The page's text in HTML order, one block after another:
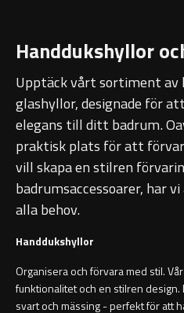
Högskåp
Förvaringsskåp
Handfat
Heltäckande handfat
Fristående handfat
Atlanta
Boston
Metro
Miami
Montana
Kampanj
Projektsortiment
Skötselråd
Om Oss
Outlet
Handdukshyllor
Upptäck vårt sortiment av
glashyllor, designade för
elegans till ditt badrum.
praktisk plats för att
vill skapa en stilren
badrumsaccessoarer, har
alla behov.
Handdukshyllor
Organisera och förvara med stil.
funktionalitet och en stilren design.
svart och mässing - perfekt för att